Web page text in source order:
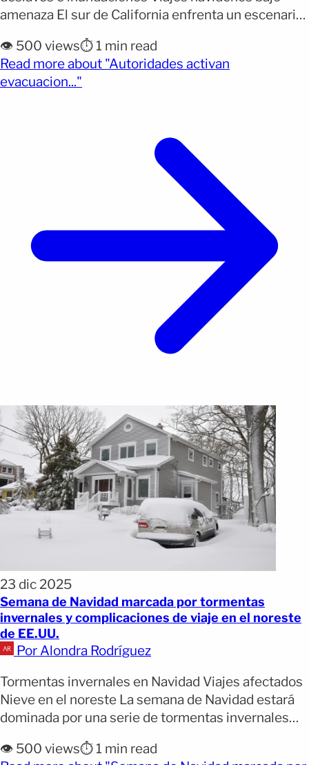
amenaza El sur de California enfrenta un escenario
que traerá lluvias intensas, vientos fuertes y
grandes nevadas en plena temporada navideña. Las
autoridades han activado alertas y órdenes de
👁️ 500 views⏱️ 1 min read
Read more about "Autoridades activan
evacuacion..."
23 dic 2025
Semana de Navidad marcada por tormentas
invernales y complicaciones de viaje en el noreste
de EE.UU.
Por Alondra Rodríguez
Tormentas invernales en Navidad Viajes afectados
Nieve en el noreste La semana de Navidad estará
dominada por una serie de tormentas invernales
nieve, hielo y lluvia helada en distintas etapas. Los
👁️ 500 views⏱️ 1 min read